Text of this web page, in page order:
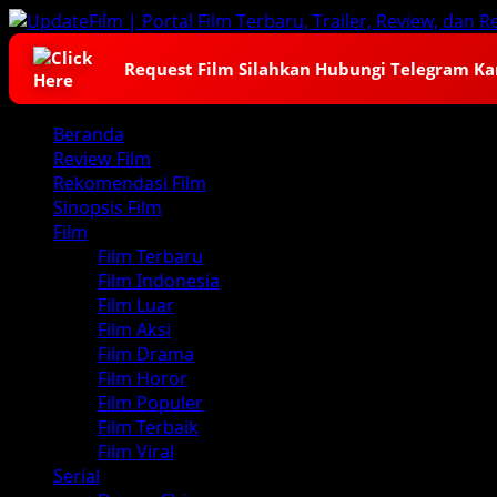
Skip
to
content
Request Film Silahkan Hubungi Telegram
Primary
Menu
Beranda
Review Film
Rekomendasi Film
Sinopsis Film
Film
Film Terbaru
Film Indonesia
Film Luar
Film Aksi
Film Drama
Film Horor
Film Populer
Film Terbaik
Film Viral
Serial